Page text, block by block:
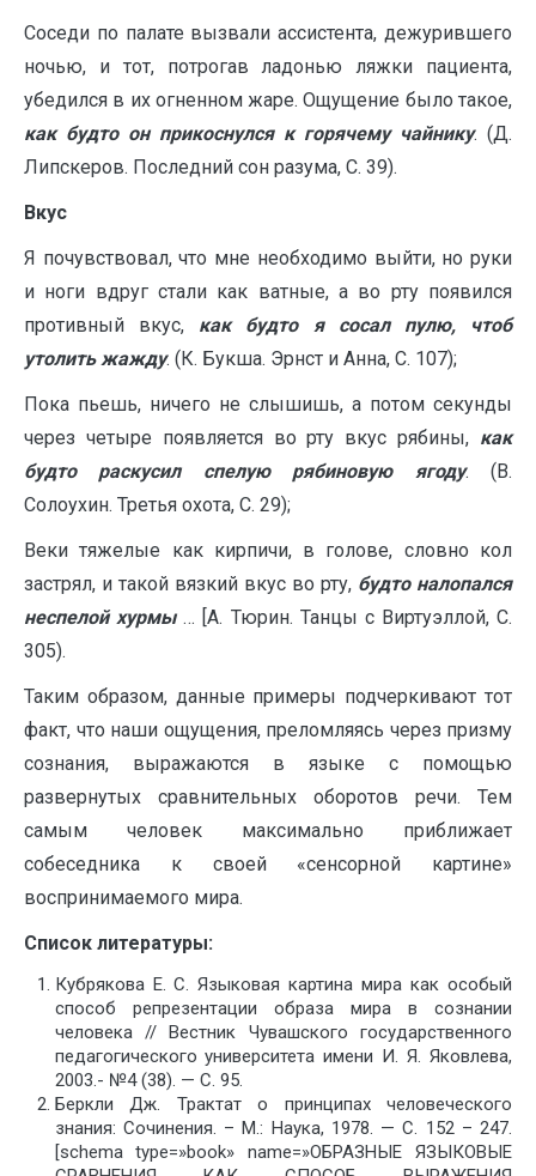
Соседи по палате вызвали ассистента, дежурившего
ночью, и тот, потрогав ладонью ляжки пациента,
убедился в их огненном жаре. Ощущение было такое,
как будто он прикоснулся к горячему чайнику. (Д.
Липскеров. Последний сон разума, С. 39).
Вкус
Я почувствовал, что мне необходимо выйти, но руки
и ноги вдруг стали как ватные, а во рту появился
противный вкус, как будто я сосал пулю, чтоб
утолить жажду. (К. Букша. Эрнст и Анна, С. 107);
Пока пьешь, ничего не слышишь, а потом секунды
через четыре появляется во рту вкус рябины, как
будто раскусил спелую рябиновую ягоду. (В.
Солоухин. Третья охота, С. 29);
Веки тяжелые как кирпичи, в голове, словно кол
застрял, и такой вязкий вкус во рту, будто налопался
неспелой хурмы… [А. Тюрин. Танцы с Виртуэллой, С.
305).
Таким образом, данные примеры подчеркивают тот
факт, что наши ощущения, преломляясь через призму
сознания, выражаются в языке с помощью
развернутых сравнительных оборотов речи. Тем
самым человек максимально приближает
собеседника к своей «сенсорной картине»
воспринимаемого мира.
Список литературы:
Кубрякова Е. С. Языковая картина мира как особый
способ репрезентации образа мира в сознании
человека // Вестник Чувашского государственного
педагогического университета имени И. Я. Яковлева,
2003.- №4 (38). — С. 95.
Беркли Дж. Трактат о принципах человеческого
знания: Сочинения. – М.: Hаука, 1978. — С. 152 – 247.
[schema type=»book» name=»ОБРАЗНЫЕ ЯЗЫКОВЫЕ